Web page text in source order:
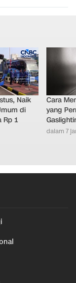
Naik
di
Rp 1
Cara
yang
dalam 7